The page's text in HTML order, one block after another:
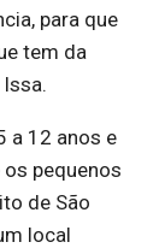
para que
tem da
a 12 anos e
pequenos
de São
local